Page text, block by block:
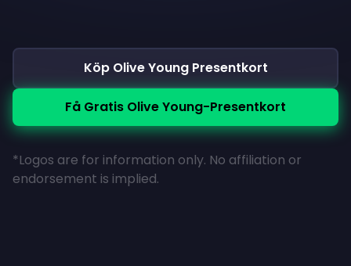
Köp Olive Young Presentkort
Få Gratis Olive Young-Presentkort
*Logos are for information only. No affiliation or
endorsement is implied.